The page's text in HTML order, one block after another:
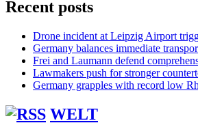
Recent posts
Drone incident at Leipzig Airport
Germany balances immediate
Frei and Laumann defend
Lawmakers push for stronger
Germany grapples with record low
WELT